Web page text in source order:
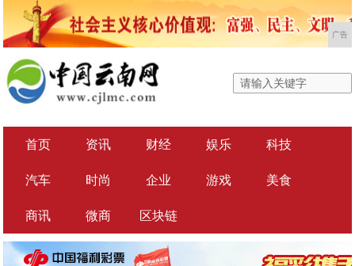
广告
首页 资讯 财经 娱乐 科技
汽车 时尚 企业 游戏 美食
商讯 微商 区块链